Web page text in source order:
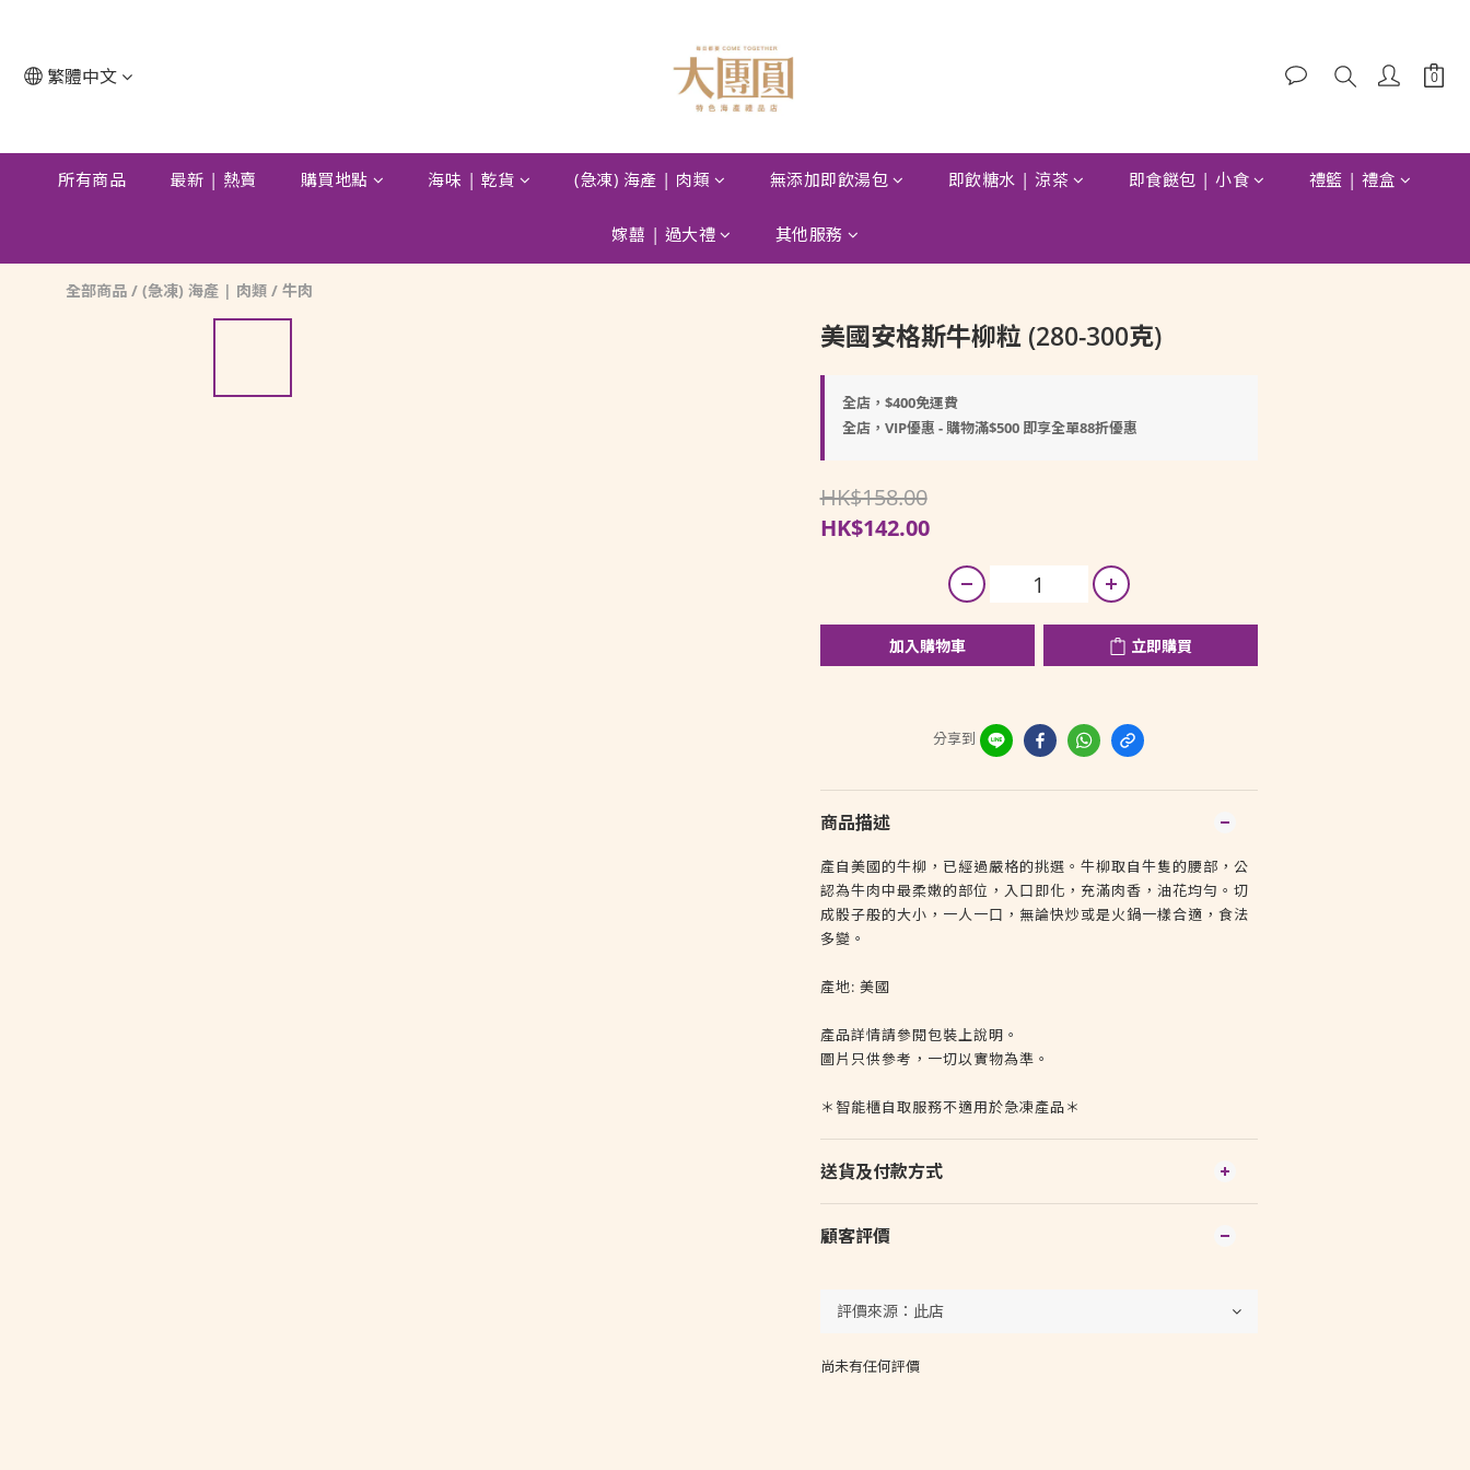
繁體中文
所有商品 最新 | 熱賣 購買地點 海味 | 乾貨 (急凍) 海產 | 肉類 無添加即飲湯包 即飲糖水 | 涼茶 即食餸包 | 小食 禮籃 | 禮盒
嫁囍 | 過大禮 其他服務
全部商品 / (急凍) 海產 | 肉類 / 牛肉
美國安格斯牛柳粒 (280-300克)
全店，$400免運費
全店，VIP優惠 - 購物滿$500 即享全單88折優惠
HK$158.00
HK$142.00
加入購物車 立即購買
分享到
商品描述
產自美國的牛柳，已經過嚴格的挑選。牛柳取自牛隻的腰部，公
認為牛肉中最柔嫩的部位，入口即化，充滿肉香，油花均勻。切
成骰子般的大小，一人一口，無論快炒或是火鍋一樣合適，食法
多變。
產地: 美國
產品詳情請參閱包裝上說明。
圖片只供參考，一切以實物為準。
＊智能櫃自取服務不適用於急凍產品＊
送貨及付款方式
顧客評價
尚未有任何評價